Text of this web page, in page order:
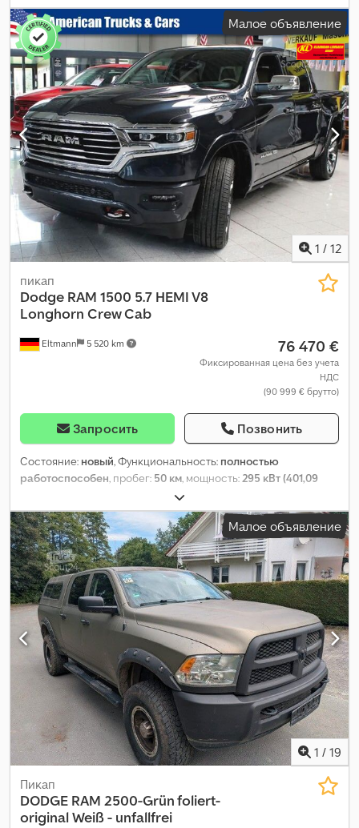
регистрация:10/2012, следующая проверка (TÜV):08/2024,
класс выбросов:Евро 6, расход топлива (смешанный цикл):
14 л/100км, расход топлива (городской цикл):18 л/100км,
расход топлива (за городом):13 л/100км , общий вес:7 000 кг,
собственный вес:5 500 кг, максимальная грузоподъёмность:
1 500 кг, Год выпуска:2012, энергетическая эффективность:G,
Выбросы CO₂:
, топливо:сжиженный нефтяной газ
(СНГ или LPG), Оборудование:ABS, бортовая кухня, бортовой
компьютер, ванная комната, гидроусилитель руля, козырёк,
кондиционер, навигационная система, односпальная
кровать, отопитель стояночный, парктроники, подогрев
сиденья, подушка безопасности, полный привод,
прицепное устройство, регистрация грузовика, среднее
расположение сидений, центральный замок
Малое объявление
1 / 12
Eltmann 5 520 km
пикап
Dodge RAM 1500 5.7 HEMI V8
Longhorn Crew Cab
76 470 €
Фиксированная цена без учета
НДС
(90 999 € брутто)
Запросить Позвонить
Состояние: новый, Функциональность: полностью
работоспособен, пробег: 50 км, мощность:295 кВт (401,09
, тип передачи:
расход топлива (городской цикл):18,1 л/100км, расход
топлива (за городом):9,6 л/100км, расход топлива
(смешанный цикл):12,8 л/100км, Выбросы CO₂:352 г/км, класс
выбросов:Евро 6, энергетическая эффективность:G
, цвет:
чёрный, количество мест:5, Год выпуска:2024, Оборудование:
ABS, бортовой компьютер, гидроусилитель руля,
кондиционер, круиз-контроль, навигационная система,
парктроники, подогрев сиденья, подушка безопасности,
полный привод, прицепное устройство, противотуманные
фары, система иммобилайзера, система контроля тяги,
центральный замок, электронная программа стабилизации
(ESP)
Малое объявление
1 / 19
Пикап
DODGE RAM 2500-Grün foliert-
original Weiß - unfallfrei